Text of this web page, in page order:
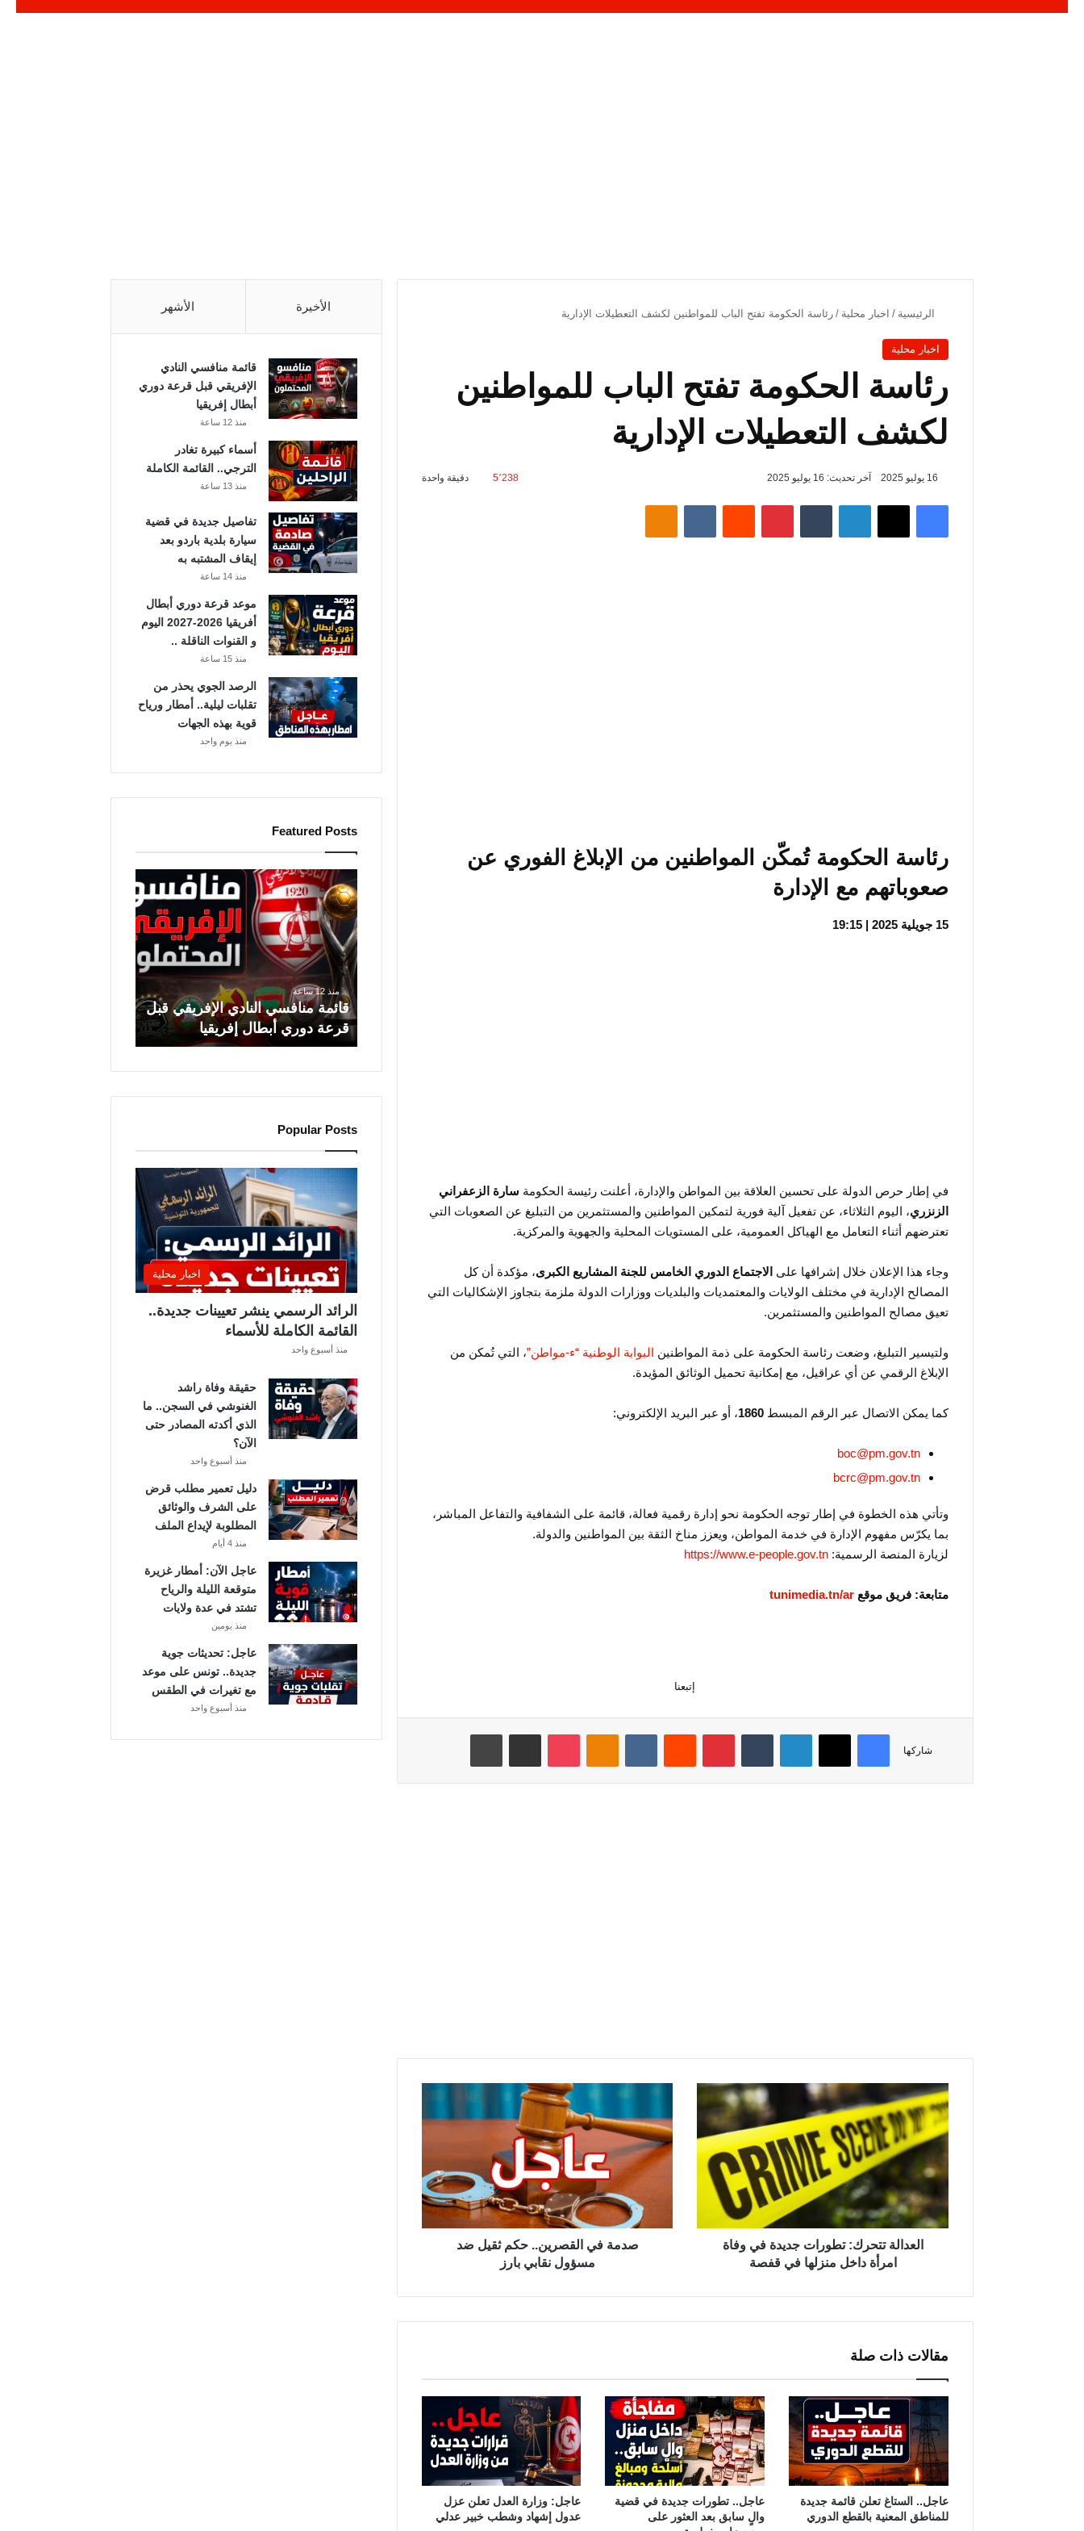
الرئيسية / اخبار محلية / رئاسة الحكومة تفتح الباب للمواطنين لكشف التعطيلات الإدارية
اخبار محلية
رئاسة الحكومة تفتح الباب للمواطنين
لكشف التعطيلات الإدارية
16 يوليو 2025 آخر تحديث: 16 يوليو 2025 5٬238 دقيقة واحدة
فيسبوك ‫X لينكدإن بينتيريست
رئاسة الحكومة تُمكّن المواطنين من الإبلاغ الفوري عن
صعوباتهم مع الإدارة
15 جويلية 2025 | 19:15
في إطار حرص الدولة على تحسين العلاقة بين المواطن والإدارة، أعلنت رئيسة الحكومة سارة الزعفراني
الزنزري، اليوم الثلاثاء، عن تفعيل آلية فورية لتمكين المواطنين والمستثمرين من التبليغ عن الصعوبات التي
تعترضهم أثناء التعامل مع الهياكل العمومية، على المستويات المحلية والجهوية والمركزية.
وجاء هذا الإعلان خلال إشرافها على الاجتماع الدوري الخامس للجنة المشاريع الكبرى، مؤكدة أن كل
المصالح الإدارية في مختلف الولايات والمعتمديات والبلديات ووزارات الدولة ملزمة بتجاوز الإشكاليات التي
تعيق مصالح المواطنين والمستثمرين.
ولتيسير التبليغ، وضعت رئاسة الحكومة على ذمة المواطنين البوابة الوطنية “ء-مواطن”، التي تُمكن من
الإبلاغ الرقمي عن أي عراقيل، مع إمكانية تحميل الوثائق المؤيدة.
كما يمكن الاتصال عبر الرقم المبسط 1860، أو عبر البريد الإلكتروني:
boc@pm.gov.tn
bcrc@pm.gov.tn
وتأتي هذه الخطوة في إطار توجه الحكومة نحو إدارة رقمية فعالة، قائمة على الشفافية والتفاعل المباشر،
بما يكرّس مفهوم الإدارة في خدمة المواطن، ويعزز مناخ الثقة بين المواطنين والدولة.
لزيارة المنصة الرسمية: https://www.e-people.gov.tn
متابعة: فريق موقع tunimedia.tn/ar
إتبعنا
شاركها
فيسبوك ‫X لينكدإن بينتيريست
ا
ل
ع
ك
د
ي
د
ة
العدالة تتحرك: تطورات جديدة في وفاة
امرأة داخل منزلها في قفصة
م
ة
ي
م
ث
ق
ي
ل
ض
د
صدمة في القصرين.. حكم ثقيل ضد
مسؤول نقابي بارز
مقالات ذات صلة
عاجل.. الستاغ تعلن قائمة جديدة
للمناطق المعنية بالقطع الدوري
عاجل.. تطورات جديدة في قضية
والٍ سابق بعد العثور على
عاجل: وزارة العدل تعلن عزل
عدول إشهاد وشطب خبير عدلي
الأخيرة الأشهر
قائمة منافسي النادي
الإفريقي قبل قرعة دوري
أبطال إفريقيا
منذ 12 ساعة
أسماء كبيرة تغادر
الترجي.. القائمة الكاملة
منذ 13 ساعة
تفاصيل جديدة في قضية
سيارة بلدية باردو بعد
إيقاف المشتبه به
منذ 14 ساعة
موعد قرعة دوري أبطال
أفريقيا 2026-2027 اليوم
و القنوات الناقلة ..
منذ 15 ساعة
الرصد الجوي يحذر من
تقلبات ليلية.. أمطار ورياح
قوية بهذه الجهات
منذ يوم واحد
Featured Posts
ق
ا
ئ
م
ة
م
ن
ا
ف
س
د
ل
إ
ف
ر
ي
ق
ي
ل
ق
ر
ع
و
ر
ي
ب
ط
ا
ل
ف
ر
منذ 12 ساعة
قائمة منافسي النادي الإفريقي قبل
قرعة دوري أبطال إفريقيا
Popular Posts
اخبار محلية
الرائد الرسمي ينشر تعيينات جديدة..
القائمة الكاملة للأسماء
منذ أسبوع واحد
حقيقة وفاة راشد
الغنوشي في السجن.. ما
الذي أكدته المصادر حتى
الآن؟
منذ أسبوع واحد
دليل تعمير مطلب قرض
على الشرف والوثائق
المطلوبة لإيداع الملف
منذ 4 أيام
عاجل الآن: أمطار غزيرة
متوقعة الليلة والرياح
تشتد في عدة ولايات
منذ يومين
عاجل: تحديثات جوية
جديدة.. تونس على موعد
مع تغيرات في الطقس
منذ أسبوع واحد